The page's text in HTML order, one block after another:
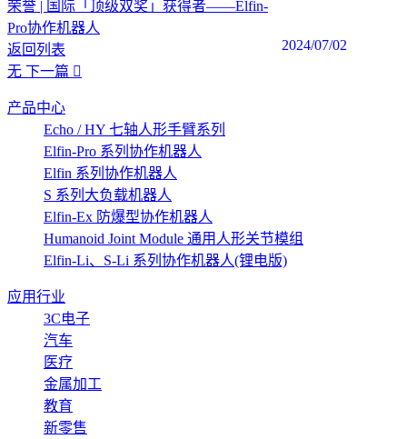
荣誉 | 国际「顶级双奖」获得者——Elfin-
Pro协作机器人
2024/07/02
返回列表
无 下一篇
产品中心
Echo / HY 七轴人形手臂系列
Elfin-Pro 系列协作机器人
Elfin 系列协作机器人
S 系列大负载机器人
Elfin-Ex 防爆型协作机器人
Humanoid Joint Module 通用人形关节模组
Elfin-Li、S-Li 系列协作机器人(锂电版)
应用行业
3C电子
汽车
医疗
金属加工
教育
新零售